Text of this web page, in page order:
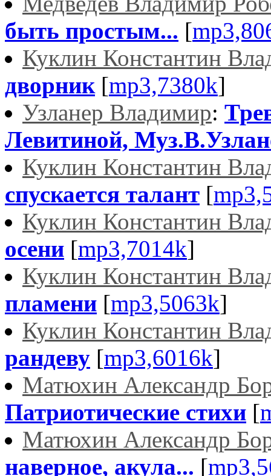
быть простым... [
Куклин Константин
дворник[mp3,7380k]
Узланер Владимир:
Левитиной,
Куклин Константин
спускается талант [
Куклин Константин
осени [mp3,7014k]
Куклин Константин
пламени [mp3,5063k]
Куклин Константин
рандеву [mp3,6016k]
Матюхин Александр
Патриотические стихи [
Матюхин Александр
наверное, акула... [